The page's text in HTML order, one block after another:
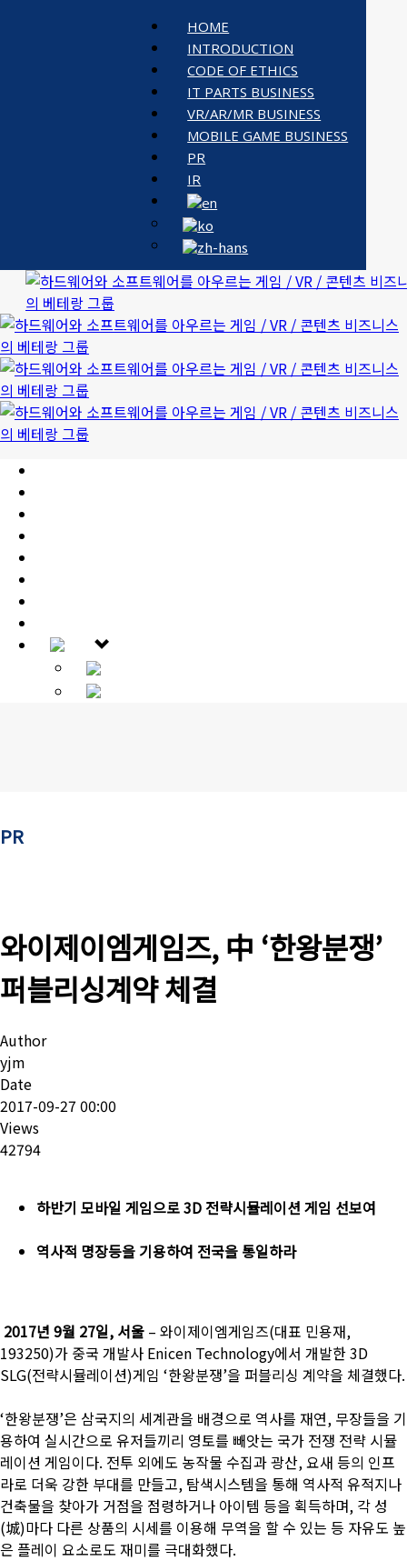
HOME
INTRODUCTION
CODE OF ETHICS
IT PARTS BUSINESS
VR/AR/MR BUSINESS
MOBILE GAME BUSINESS
PR
IR
PR
와이제이엠게임즈, 中 ‘한왕분쟁’
퍼블리싱계약 체결
Author
yjm
Date
2017-09-27 00:00
Views
42794
하반기 모바일 게임으로3D전략시뮬레이션 게임 선보여
역사적 명장등을 기용하여 전국을 통일하라
2017년 9월 27일, 서울 – 와이제이엠게임즈(대표 민용재,
193250)가 중국 개발사 Enicen Technology에서 개발한 3D
SLG(전략시뮬레이션)게임 ‘한왕분쟁’을 퍼블리싱 계약을 체결했다.
‘한왕분쟁’은 삼국지의 세계관을 배경으로 역사를 재연, 무장들을 기
용하여 실시간으로 유저들끼리 영토를 빼앗는 국가 전쟁 전략 시뮬
레이션 게임이다. 전투 외에도 농작물 수집과 광산, 요새 등의 인프
라로 더욱 강한 부대를 만들고, 탐색시스템을 통해 역사적 유적지나
건축물을 찾아가 거점을 점령하거나 아이템 등을 획득하며, 각 성
(城)마다 다른 상품의 시세를 이용해 무역을 할 수 있는 등 자유도 높
은 플레이 요소로도 재미를 극대화했다.